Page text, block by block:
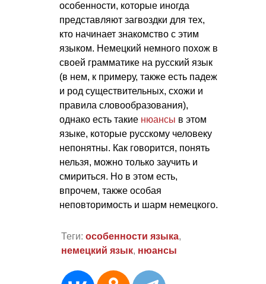
особенности, которые иногда
представляют загвоздки для тех,
кто начинает знакомство с этим
языком. Немецкий немного похож в
своей грамматике на русский язык
(в нем, к примеру, также есть падеж
и род существительных, схожи и
правила словообразования),
однако есть такие нюансы в этом
языке, которые русскому человеку
непонятны. Как говорится, понять
нельзя, можно только заучить и
смириться. Но в этом есть,
впрочем, также особая
неповторимость и шарм немецкого.
Теги: особенности языка,
немецкий язык, нюансы